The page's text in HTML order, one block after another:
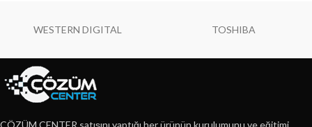
WESTERN DIGITAL TOSHIBA
ÇÖZÜM CENTER satışını yaptığı her ürünün kurulumunu ve eğitimi